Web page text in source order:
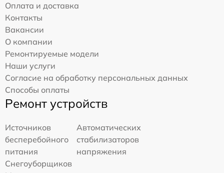
Оплата и доставка
Контакты
Вакансии
О компании
Ремонтируемые модели
Наши услуги
Согласие на обработку персональных данных
Способы оплаты
Ремонт устройств
Источников
бесперебойного
питания
Автоматических
стабилизаторов
напряжения
Снегоуборщиков